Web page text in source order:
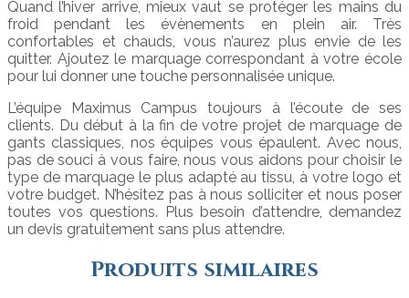
Quand l’hiver arrive, mieux vaut se protéger les mains du
froid pendant les évènements en plein air. Très
confortables et chauds, vous n’aurez plus envie de les
quitter. Ajoutez le marquage correspondant à votre école
pour lui donner une touche personnalisée unique.
L’équipe Maximus Campus toujours à l’écoute de ses
clients. Du début à la fin de votre projet de marquage de
gants classiques, nos équipes vous épaulent. Avec nous,
pas de souci à vous faire, nous vous aidons pour choisir le
type de marquage le plus adapté au tissu, à votre logo et
votre budget. N’hésitez pas à nous solliciter et nous poser
toutes vos questions. Plus besoin d’attendre, demandez
un devis gratuitement sans plus attendre.
Produits similaires